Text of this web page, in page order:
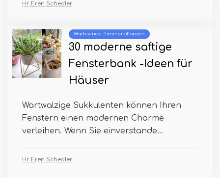
Hr. Eren Schedler
Wachsende Zimmerpflanzen
30 moderne saftige
Fensterbank -Ideen für
Häuser
Wartwalzige Sukkulenten können Ihren
Fenstern einen modernen Charme
verleihen. Wenn Sie einverstande...
Hr. Eren Schedler